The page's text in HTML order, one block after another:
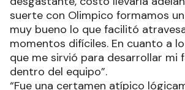
suerte con Olimpico formamos
muy bueno lo que facilitó
momentos difíciles. En cuanto a
que me sirvió para desarrollar mi
dentro del equipo”.
“Fue una certamen atípico